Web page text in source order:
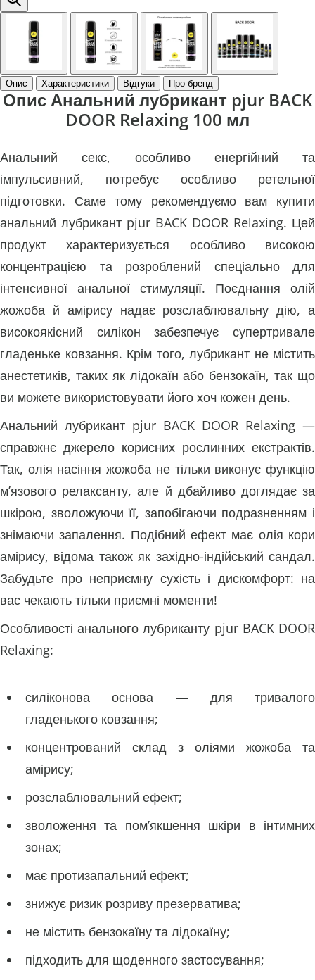
Опис Характеристики Відгуки Про бренд
Опис Анальний лубрикант pjur BACK
DOOR Relaxing 100 мл
Анальний секс, особливо енергійний та
імпульсивний, потребує особливо ретельної
підготовки. Саме тому рекомендуємо вам купити
анальний лубрикант pjur BACK DOOR Relaxing. Цей
продукт характеризується особливо високою
концентрацією та розроблений спеціально для
інтенсивної анальної стимуляції. Поєднання олій
жожоба й амірису надає розслаблювальну дію, а
високоякісний силікон забезпечує супертривале
гладеньке ковзання. Крім того, лубрикант не містить
анестетиків, таких як лідокаїн або бензокаїн, так що
ви можете використовувати його хоч кожен день.
Анальний лубрикант pjur BACK DOOR Relaxing —
справжнє джерело корисних рослинних екстрактів.
Так, олія насіння жожоба не тільки виконує функцію
м’язового релаксанту, але й дбайливо доглядає за
шкірою, зволожуючи її, запобігаючи подразненням і
знімаючи запалення. Подібний ефект має олія кори
амірису, відома також як західно-індійський сандал.
Забудьте про неприємну сухість і дискомфорт: на
вас чекають тільки приємні моменти!
Особливості анального лубриканту pjur BACK DOOR
Relaxing:
силіконова основа — для тривалого
гладенького ковзання;
концентрований склад з оліями жожоба та
амірису;
розслаблювальний ефект;
зволоження та пом’якшення шкіри в інтимних
зонах;
має протизапальний ефект;
знижує ризик розриву презерватива;
не містить бензокаїну та лідокаїну;
підходить для щоденного застосування;